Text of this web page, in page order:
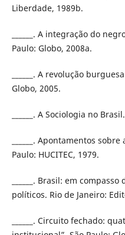
Liberdade, 1989b.
______. A integração do
Paulo: Globo, 2008a.
______. A revolução
Globo, 2005.
______. A Sociologia no
______. Apontamentos
Paulo: HUCITEC, 1979.
______. Brasil: em
políticos. Rio de Janeiro:
______. Circuito fechado: